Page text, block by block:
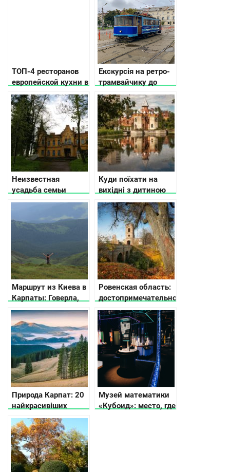
ТОП-4 ресторанов
европейской кухни в
Киеве
Екскурсія на ретро-
трамвайчику до
минулого й
сьогодення Києва
Неизвестная
усадьба семьи
Терещенко в
области
Куди поїхати на
вихідні з дитиною
Маршрут из Киева в
Карпаты: Говерла,
рафтинг и бассейн в
горах
Ровенская область:
достопримечательности,
интересные места,
неизвестные факты
Природа Карпат: 20
найкрасивіших
місць українських
Карпат, щоб
відвідати цього року
Музей математики
«Кубоид»: место, где